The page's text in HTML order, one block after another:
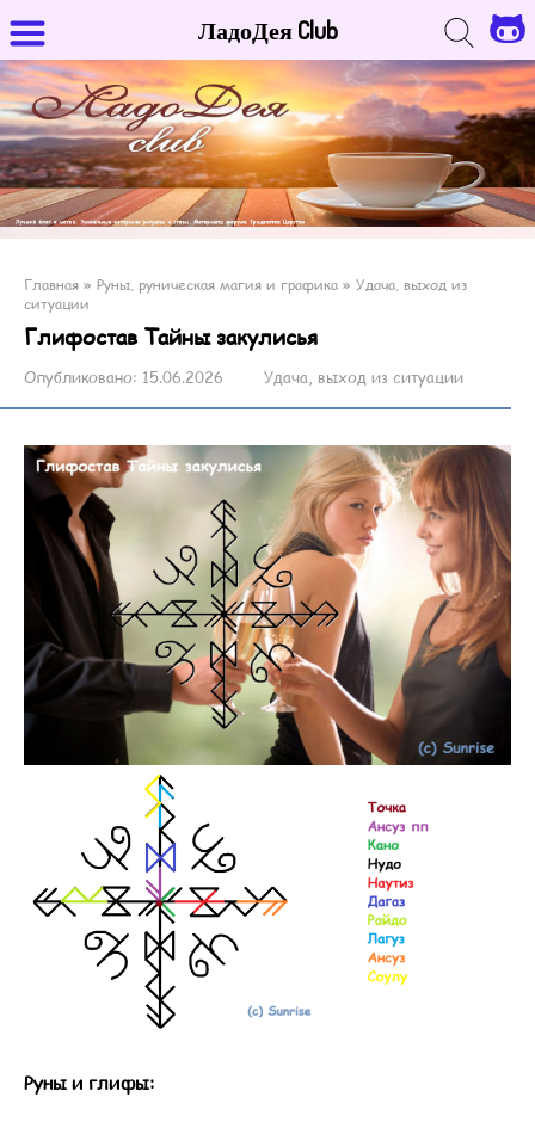
Главная » Руны, руническая магия и графика » Удача, выход из
ситуации
Глифостав Тайны закулисья
Опубликовано: 15.06.2026 Удача, выход из ситуации
Руны и глифы:
ЛадоДея Club